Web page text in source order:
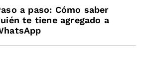
a paso: Cómo saber
te tiene agregado a